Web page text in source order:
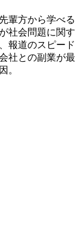
輩方から学べる
社会問題に関す
報道のスピード
社との副業が最
。